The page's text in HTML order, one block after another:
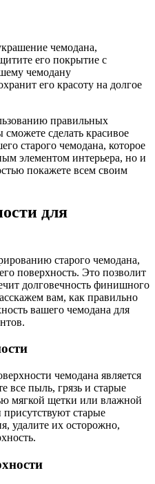
чемодана,
его покрытие с
чемодану
его красоту на долгое
правильных
сделать красивое
старого чемодана, которое
элементом интерьера, но и
покажете всем своим
для
старого чемодана,
поверхность. Это позволит
долговечность финишного
вам, как правильно
вашего чемодана для
чемодана является
все пыль, грязь и старые
мягкой щетки или влажной
старые
удалите их осторожно,